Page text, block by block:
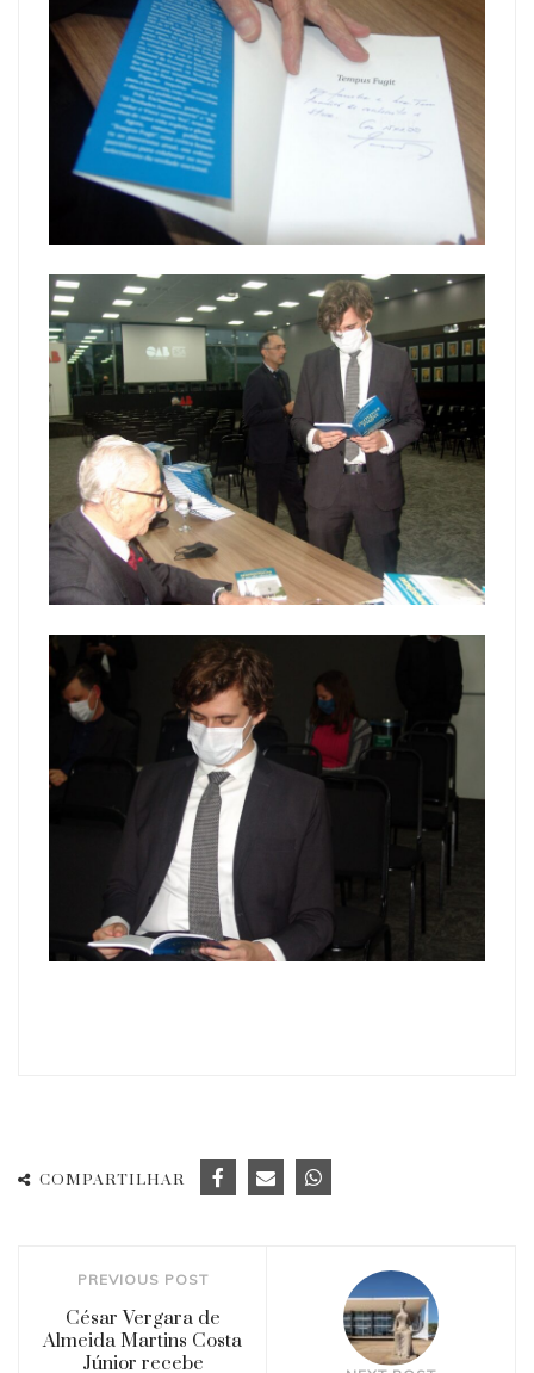
COMPARTILHAR
PREVIOUS POST
César Vergara de
Almeida Martins Costa
Júnior recebe